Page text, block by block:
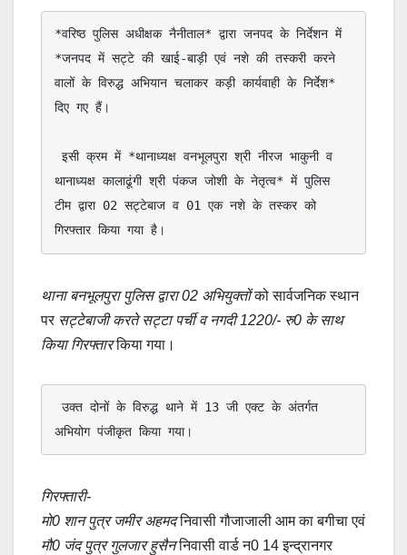
b
o
o
k
A
p
p
Li
n
k
*वरिष्ठ पुलिस अधीक्षक नैनीताल* द्वारा जनपद के निर्देशन में
*जनपद में सट्टे की खाई-बाड़ी एवं नशे की तस्करी करने
वालों के विरुद्ध अभियान चलाकर कड़ी कार्यवाही के निर्देश*
दिए गए हैं।
थानाध्यक्ष कालाढूंगी श्री पंकज जोशी के नेतृत्व* में पुलिस
टीम द्वारा 02 सट्टेबाज व 01 एक नशे के तस्कर को
गिरफ्तार किया गया है।
थाना बनभूलपुरा पुलिस द्वारा 02 अभियुक्तोंको सार्वजनिक स्थान
पर सट्टेबाजी करते सट्टा पर्ची व नगदी 1220/- रु0 के साथ
किया गिरफ्तारकिया गया।
अभियोग पंजीकृत किया गया।
गिरफ्तारी-
मो0 शान पुत्र जमीर अहमदनिवासी गौजाजाली आम का बगीचा एवं
मौ0 जंद पुत्र गुलजार हुसैननिवासी वार्ड न0 14 इन्द्रानगर